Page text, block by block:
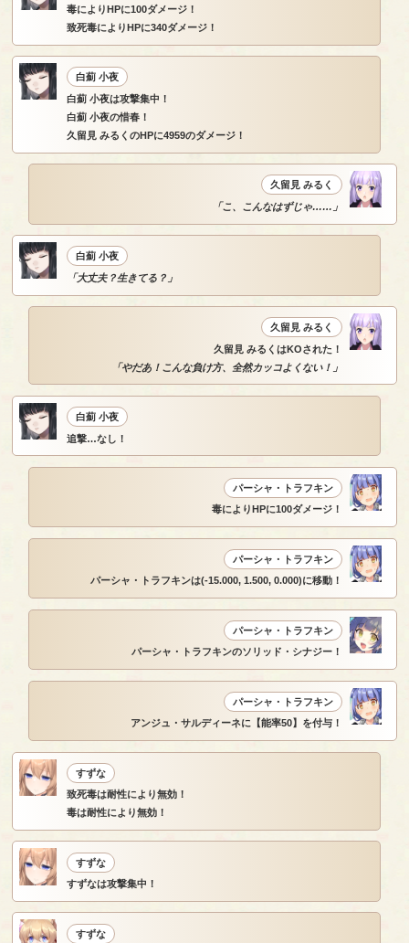
毒によりHPに100ダメージ！
致死毒によりHPに340ダメージ！
白薊 小夜
白薊 小夜は攻撃集中！
白薊 小夜の惜春！
久留見 みるくのHPに4959のダメージ！
久留見 みるく
「こ、こんなはずじゃ……」
白薊 小夜
「大丈夫？生きてる？」
久留見 みるく
久留見 みるくはKOされた！
「やだあ！こんな負け方、全然カッコよくない！」
白薊 小夜
追撃…なし！
パーシャ・トラフキン
毒によりHPに100ダメージ！
パーシャ・トラフキン
パーシャ・トラフキンは(-15.000, 1.500, 0.000)に移動！
パーシャ・トラフキン
パーシャ・トラフキンのソリッド・シナジー！
パーシャ・トラフキン
アンジュ・サルディーネに【能率50】を付与！
すずな
致死毒は耐性により無効！
毒は耐性により無効！
すずな
すずなは攻撃集中！
すずな